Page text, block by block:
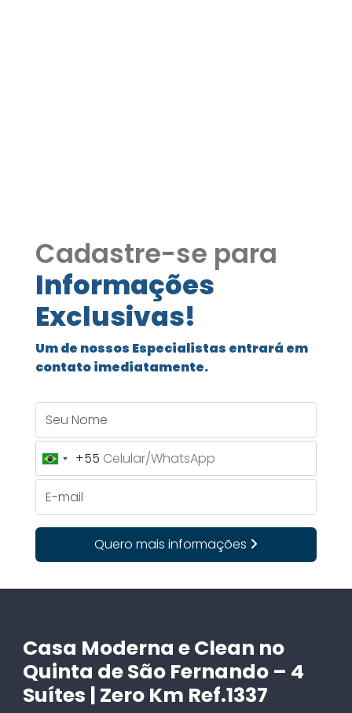
Cadastre-se para
Informações
Exclusivas!
Um de nossos Especialistas entrará em
contato imediatamente.
Brazil
+55
+55
Quero mais informações
Casa Moderna e Clean no
Quinta de São Fernando – 4
Suítes | Zero Km Ref.1337